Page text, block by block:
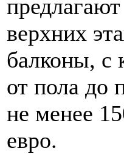
верхних
балконы, с
от пола до
не менее
евро.